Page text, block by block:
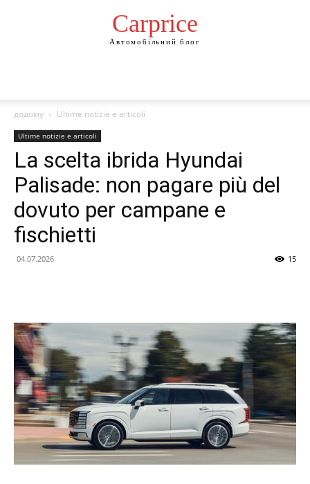
Сarprice
Автомобільний блог
додому Ultime notizie e articoli
Ultime notizie e articoli
La scelta ibrida Hyundai
Palisade: non pagare più del
dovuto per campane e
fischietti
04.07.2026 15